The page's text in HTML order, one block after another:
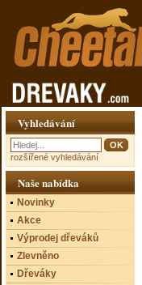
Vyhledávání
rozšířené vyhledávání
Naše nabídka
Novinky
Akce
Výprodej dřeváků
Zlevněno
Dřeváky